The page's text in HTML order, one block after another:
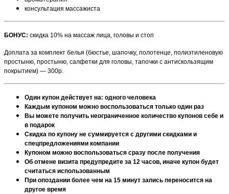
консультация массажиста
БОНУС: скидка 10% на массаж лица, головы и стоп
Доплата за комплект белья (бюстье, шапочку, полотенце, полиэтиленовую
простыню, простыню, салфетки для головы, тапочки с антискользящим
покрытием) — 300р.
Один купон действует на: одного человека
Каждым купоном можно воспользоваться только один раз
Вы можете получить неограниченное количество купонов себе и
в подарок
Скидка по купону не суммируется с другими скидками и
спецпредложениями компании
Купоном можно воспользоваться сразу после получения
Об отмене визита предупредите за 12 часов, иначе купон будет
считаться использованным
При опоздании более чем на 15 минут запись переносится на
другое время